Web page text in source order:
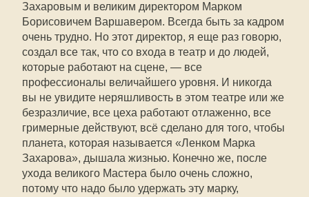
Захаровым и великим директором Марком
Борисовичем Варшавером. Всегда быть за кадром
очень трудно. Но этот директор, я еще раз говорю,
создал все так, что со входа в театр и до людей,
которые работают на сцене, — все
профессионалы величайшего уровня. И никогда
вы не увидите неряшливость в этом театре или же
безразличие, все цеха работают отлаженно, все
гримерные действуют, всё сделано для того, чтобы
планета, которая называется «Ленком Марка
Захарова», дышала жизнью. Конечно же, после
ухода великого Мастера было очень сложно,
потому что надо было удержать эту марку,